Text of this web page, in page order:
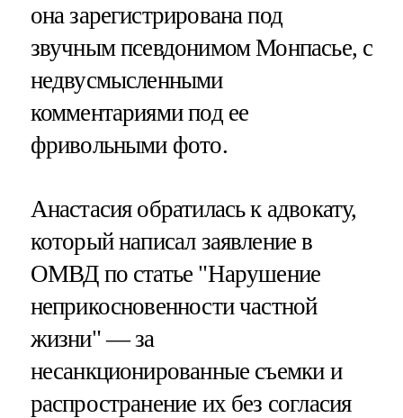
она зарегистрирована под
звучным псевдонимом Монпасье, с
недвусмысленными
комментариями под ее
фривольными фото.
Анастасия обратилась к адвокату,
который написал заявление в
ОМВД по статье "Нарушение
неприкосновенности частной
жизни" — за
несанкционированные съемки и
распространение их без согласия